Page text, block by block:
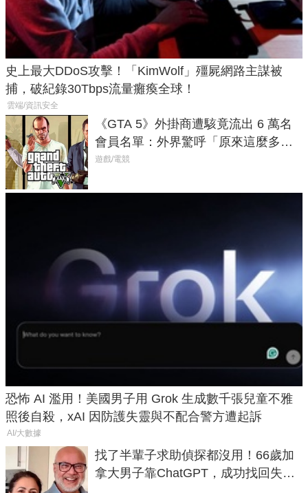
史上最大DDoS攻擊！「KimWolf」殭屍網路主謀被
捕，破紀錄30Tbps流量癱瘓全球！
雲端/資訊安全
《GTA 5》外掛商遭駭竟流出 6 萬名
會員名單：外界驚呼「原來這麼多人
在開掛！」
遊戲/電競
恐怖 AI 濫用！美國男子用 Grok 生成數千張兒童不雅
照後自殺，xAI 因防護失靈與不配合警方遭起訴
AI/大數據
找了半輩子求助偵探都沒用！66歲加
拿大男子靠ChatGPT，成功找回失散